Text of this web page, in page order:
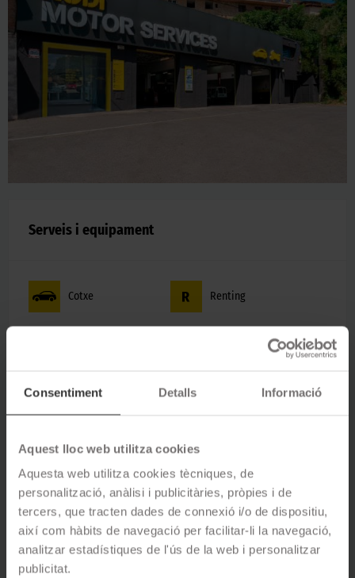
Consentiment Detalls Informació
Aquest lloc web utilitza cookies
Aquesta web utilitza cookies tècniques, de
personalització, anàlisi i publicitàries, pròpies i de
tercers, que tracten dades de connexió i/o de dispositiu,
així com hàbits de navegació per facilitar-li la navegació,
analitzar estadístiques de l'ús de la web i personalitzar
publicitat.
Serveis i equipament
Cotxe Renting
DEMANAR CITA PRÈVIA
Opinions de clients